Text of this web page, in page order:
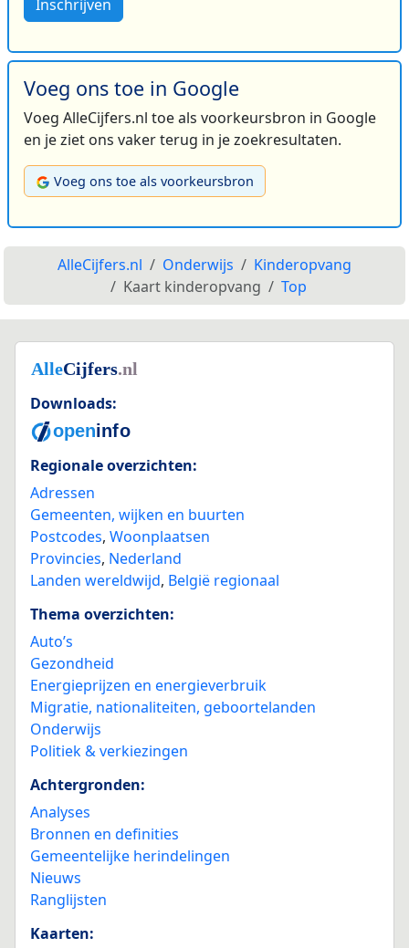
Inschrijven
Voeg ons toe in Google
Voeg AlleCijfers.nl toe als voorkeursbron in Google
en je ziet ons vaker terug in je zoekresultaten.
Voeg ons toe als voorkeursbron
AlleCijfers.nl Onderwijs
Kinderopvang
Kaart kinderopvang
Top
Downloads:
Regionale overzichten:
Adressen
Gemeenten, wijken en buurten
Postcodes, Woonplaatsen
Provincies, Nederland
Landen wereldwijd, België regionaal
Thema overzichten:
Auto’s
Gezondheid
Energieprijzen en energieverbruik
Migratie, nationaliteiten, geboortelanden
Onderwijs
Politiek & verkiezingen
Achtergronden:
Analyses
Bronnen en definities
Gemeentelijke herindelingen
Nieuws
Ranglijsten
Kaarten: